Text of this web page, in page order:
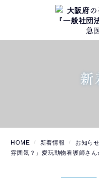
新
HOME 新着情報 お知らせ
雰囲気？」愛玩動物看護師さ